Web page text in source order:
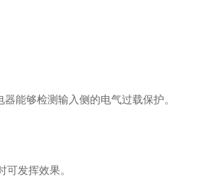
能够检测输入侧的电气过载保护。
发挥效果。